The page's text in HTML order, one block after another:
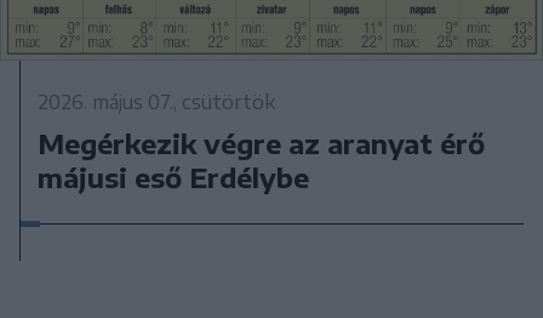
2026. május 07., csütörtök
Megérkezik végre az aranyat érő
májusi eső Erdélybe